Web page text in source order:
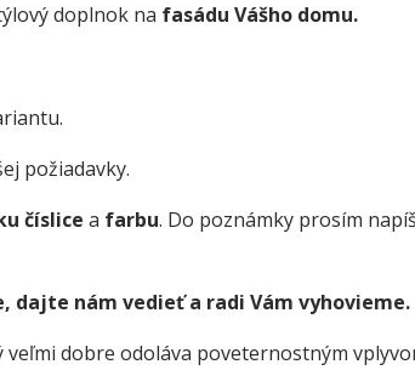
doplnok na fasádu Vášho domu.
požiadavky.
číslice a farbu. Do poznámky prosím
dajte nám vedieť a radi Vám vyhovieme.
veľmi dobre odoláva poveternostným